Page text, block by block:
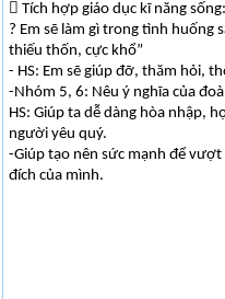
 Tích hợp giáo dục kĩ năng sống:
? Em sẽ làm gì trong tình huống
thiếu thốn, cực khổ”
- HS: Em sẽ giúp đỡ, thăm hỏi,
-Nhóm 5, 6: Nêu ý nghĩa của
HS: Giúp ta dễ dàng hòa nhập,
người yêu quý.
-Giúp tạo nên sức mạnh để
đích của mình.